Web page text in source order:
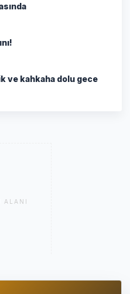
ve kahkaha dolu gece
ALANI